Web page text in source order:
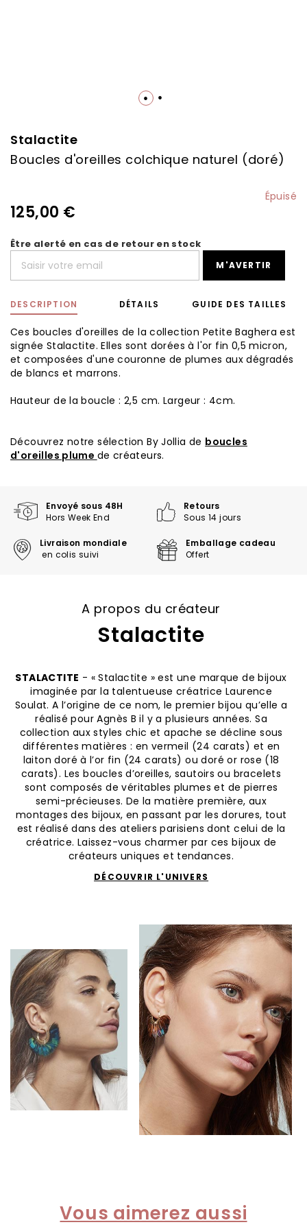
Stalactite
Boucles d'oreilles colchique naturel (doré)
Épuisé
125,00 €
Être alerté en cas de retour en stock
M'AVERTIR
DESCRIPTION
Ces boucles d'oreilles de la collection Petite Baghera est
signée Stalactite. Elles sont dorées à l'or fin 0,5 micron,
et composées d'une couronne de plumes aux dégradés
de blancs et marrons.
Hauteur de la boucle : 2,5 cm. Largeur : 4cm.
Découvrez notre sélection By Jollia de boucles
d'oreilles plume de créateurs.
DÉTAILS GUIDE DES TAILLES
the
beginning
of
Envoyé sous 48H
Hors Week End
Retours
Sous 14 jours
Livraison mondiale
en colis suivi
Emballage cadeau
Offert
A propos du créateur
Stalactite
STALACTITE - « Stalactite » est une marque de bijoux
imaginée par la talentueuse créatrice Laurence
Soulat. A l’origine de ce nom, le premier bijou qu’elle a
réalisé pour Agnès B il y a plusieurs années. Sa
collection aux styles chic et apache se décline sous
différentes matières : en vermeil (24 carats) et en
laiton doré à l’or fin (24 carats) ou doré or rose (18
carats). Les boucles d’oreilles, sautoirs ou bracelets
sont composés de véritables plumes et de pierres
semi-précieuses. De la matière première, aux
montages des bijoux, en passant par les dorures, tout
est réalisé dans des ateliers parisiens dont celui de la
créatrice. Laissez-vous charmer par ces bijoux de
créateurs uniques et tendances.
DÉCOUVRIR L'UNIVERS
Vous aimerez aussi